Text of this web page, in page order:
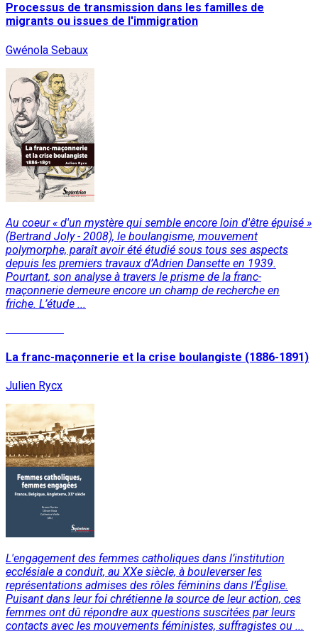
Processus de transmission dans les familles de
migrants ou issues de l'immigration
Gwénola Sebaux
Au coeur « d'un mystère qui semble encore loin d'être épuisé »
(Bertrand Joly - 2008), le boulangisme, mouvement
polymorphe, paraît avoir été étudié sous tous ses aspects
depuis les premiers travaux d’Adrien Dansette en 1939.
Pourtant, son analyse à travers le prisme de la franc-
maçonnerie demeure encore un champ de recherche en
friche. L’étude ...
La franc-maçonnerie et la crise boulangiste (1886-1891)
Julien Rycx
L'engagement des femmes catholiques dans l’institution
ecclésiale a conduit, au XXe siècle, à bouleverser les
représentations admises des rôles féminins dans l’Église.
Puisant dans leur foi chrétienne la source de leur action, ces
femmes ont dû répondre aux questions suscitées par leurs
contacts avec les mouvements féministes, suffragistes ou ...